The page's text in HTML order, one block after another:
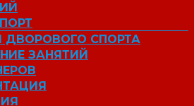
ДВОРОВОГО СПОРТА
ЗАНЯТИЙ